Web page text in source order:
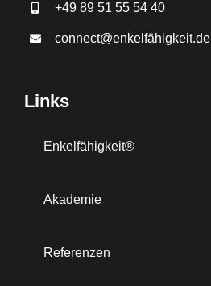
+49 89 51 55 54 40
connect@enkelfähigkeit.de
Links
Enkelfähigkeit®
Akademie
Referenzen